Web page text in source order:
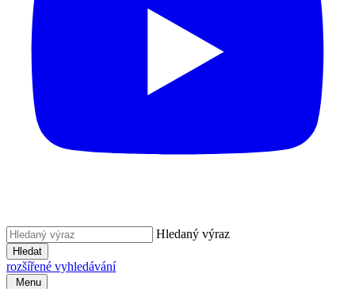
Hledaný výraz
Hledat
rozšířené vyhledávání
Menu